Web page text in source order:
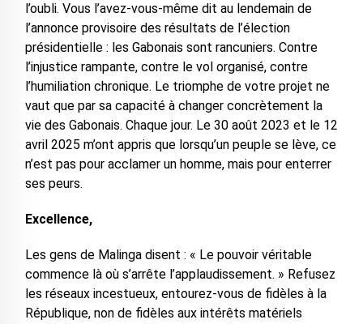
l’oubli. Vous l’avez-vous-même dit au lendemain de
l’annonce provisoire des résultats de l’élection
présidentielle : les Gabonais sont rancuniers. Contre
l’injustice rampante, contre le vol organisé, contre
l’humiliation chronique. Le triomphe de votre projet ne
vaut que par sa capacité à changer concrètement la
vie des Gabonais. Chaque jour. Le 30 août 2023 et le 12
avril 2025 m’ont appris que lorsqu’un peuple se lève, ce
n’est pas pour acclamer un homme, mais pour enterrer
ses peurs.
Excellence,
Les gens de Malinga disent : « Le pouvoir véritable
commence là où s’arrête l’applaudissement. » Refusez
les réseaux incestueux, entourez-vous de fidèles à la
République, non de fidèles aux intérêts matériels